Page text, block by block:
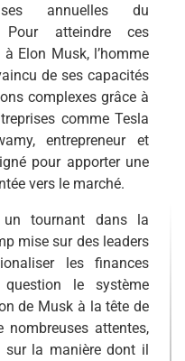
annuelles du
Pour atteindre ces
Elon Musk, l’homme
de ses capacités
complexes grâce à
comme Tesla
entrepreneur et
pour apporter une
vers le marché.
un tournant dans la
mise sur des leaders
les finances
le système
de Musk à la tête de
attentes,
sur la manière dont il